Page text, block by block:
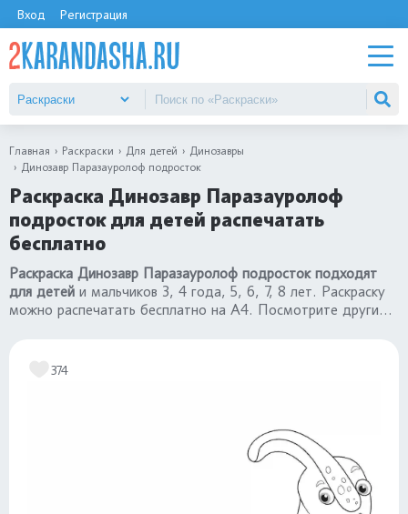
Вход Регистрация
Главная Раскраски Для детей
Динозавры
Динозавр Паразауролоф подросток
Раскраска Динозавр Паразауролоф
подросток для детей распечатать
бесплатно
Раскраска Динозавр Паразауролоф подросток подходят
для детей и мальчиков 3, 4 года, 5, 6, 7, 8 лет. Раскраску
можно распечатать бесплатно на А4. Посмотрите другие
374